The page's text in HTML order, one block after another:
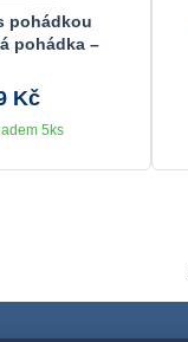
pohádkou
pohádka –
Kč
5ks